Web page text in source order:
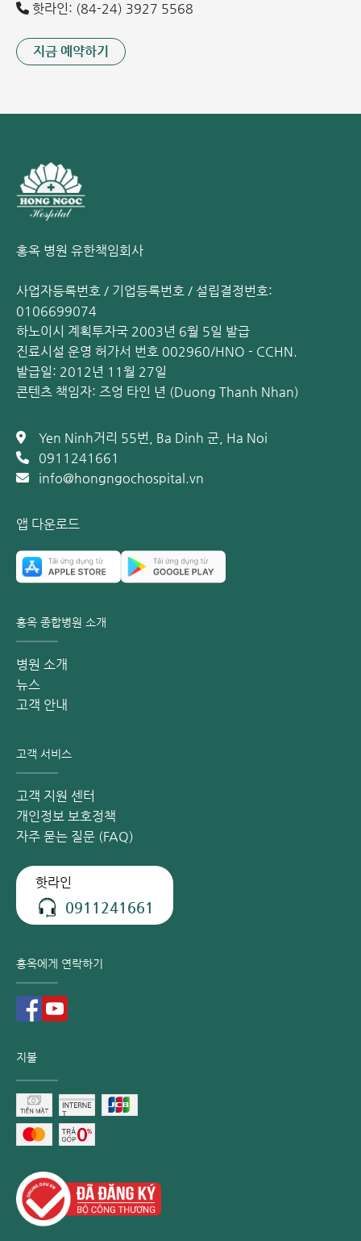
핫라인: (84-24) 3927 5568
지금 예약하기
홍옥 병원 유한책임회사
사업자등록번호 / 기업등록번호 / 설립결정번호:
0106699074
하노이시 계획투자국 2003년 6월 5일 발급
진료시설 운영 허가서 번호 002960/HNO - CCHN.
발급일: 2012년 11월 27일
콘텐츠 책임자: 즈엉 타인 년 (Duong Thanh Nhan)
Yen Ninh거리 55번, Ba Dinh 군, Ha Noi
0911241661
info@hongngochospital.vn
앱 다운로드
홍옥 종합병원 소개
병원 소개
뉴스
고객 안내
고객 서비스
고객 지원 센터
개인정보 보호정책
자주 묻는 질문 (FAQ)
핫라인
0911241661
홍옥에게 연락하기
지불